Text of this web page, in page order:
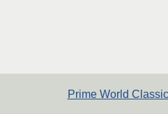
Prime World